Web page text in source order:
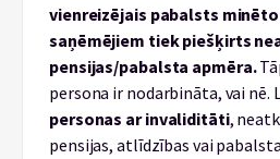
vienreizējais pabalsts
saņēmējiem tiek piešķirts
pensijas/pabalsta apmēra.
persona ir nodarbināta, vai nē.
personas ar invaliditāti,
pensijas, atlīdzības vai